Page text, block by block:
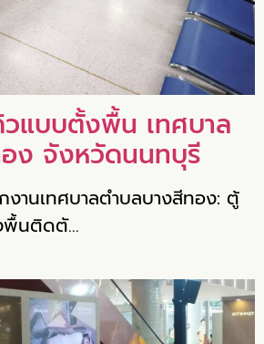
แบบตั้งพื้น เทศบาล
ง จังหวัดนนทบุรี
งานเทศบาลตำบลบางสีทอง: ตู้
พื้นติดตั…